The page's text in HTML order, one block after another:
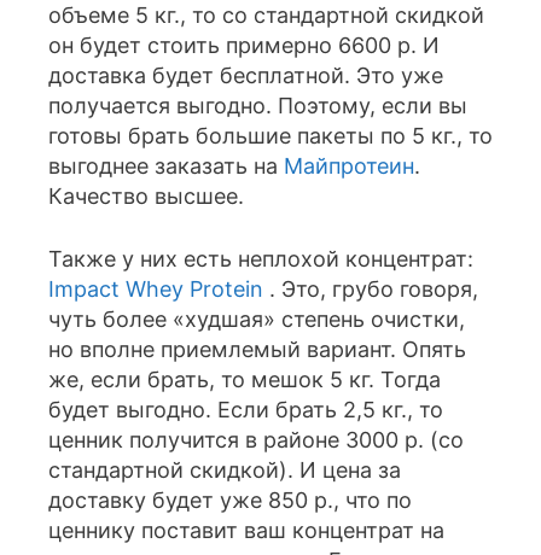
объеме 5 кг., то со стандартной скидкой
он будет стоить примерно 6600 р. И
доставка будет бесплатной. Это уже
получается выгодно. Поэтому, если вы
готовы брать большие пакеты по 5 кг., то
выгоднее заказать на Майпротеин.
Качество высшее.
Также у них есть неплохой концентрат:
Impact Whey Protein . Это, грубо говоря,
чуть более «худшая» степень очистки,
но вполне приемлемый вариант. Опять
же, если брать, то мешок 5 кг. Тогда
будет выгодно. Если брать 2,5 кг., то
ценник получится в районе 3000 р. (со
стандартной скидкой). И цена за
доставку будет уже 850 р., что по
ценнику поставит ваш концентрат на